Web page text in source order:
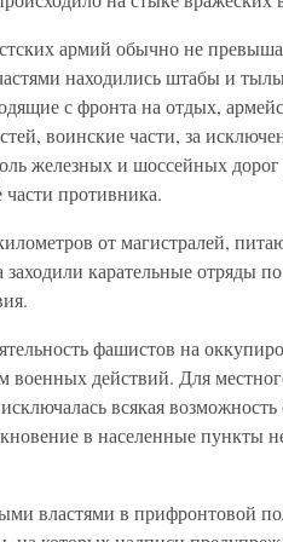
армий обычно не
находились штабы и
с фронта на отдых,
воинские части, за
железных и шоссейных
противника.
от магистралей,
карательные отряды
фашистов на
действий. Для
всякая
в населенные пункты
властями в прифронтовой